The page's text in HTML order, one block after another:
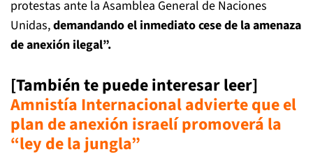
protestas ante la Asamblea General de Naciones
Unidas,demandando el inmediato cese de la amenaza
de anexión ilegal”.
[También te puede interesar leer]
Amnistía Internacional advierte que el
plan de anexión israelí promoverá la
“ley de la jungla”